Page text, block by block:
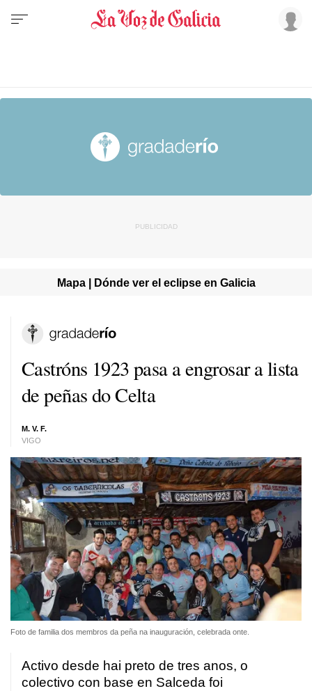
Mapa | Dónde ver el eclipse en Galicia
Castróns 1923 pasa a engrosar a lista
de peñas do Celta
M. V. F.
VIGO
Foto de familia dos membros da peña na inauguración, celebrada onte.
Activo desde hai preto de tres anos, o
colectivo con base en Salceda foi